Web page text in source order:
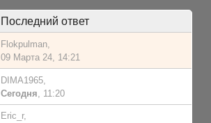
Последний ответ
Flokpulman
09 Марта 24, 14:21
DIMA1965
Сегодня , 11:20
Eric_r,